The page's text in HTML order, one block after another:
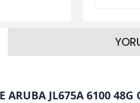
ARUBA JL675A 6100 48G